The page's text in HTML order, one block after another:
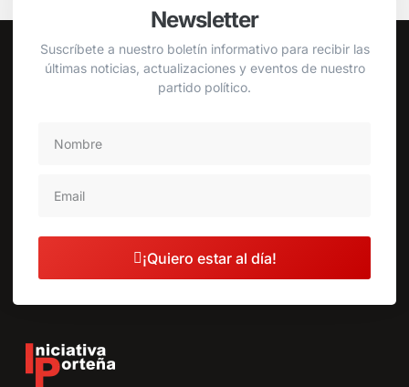
Newsletter
Suscríbete a nuestro boletín informativo para recibir las
últimas noticias, actualizaciones y eventos de nuestro
partido político.
¡Quiero estar al día!